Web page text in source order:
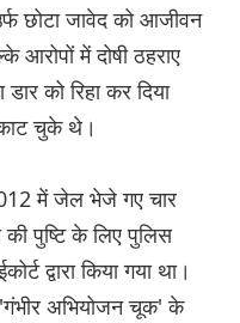
छोटा जावेद को आजीवन
आरोपों में दोषी ठहराए
को रिहा कर दिया
चुके थे।
में जेल भेजे गए चार
पुष्टि के लिए पुलिस
द्वारा किया गया था।
अभियोजन चूक' के